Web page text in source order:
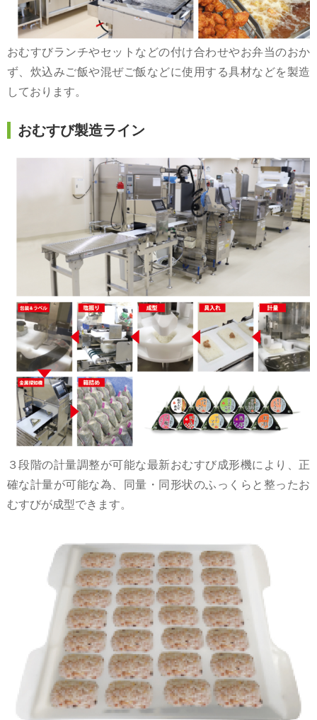
おむすびランチやセットなどの付け合わせやお弁当のおか
ず、炊込みご飯や混ぜご飯などに使用する具材などを製造
しております。
おむすび製造ライン
３段階の計量調整が可能な最新おむすび成形機により、正
確な計量が可能な為、同量・同形状のふっくらと整ったお
むすびが成型できます。